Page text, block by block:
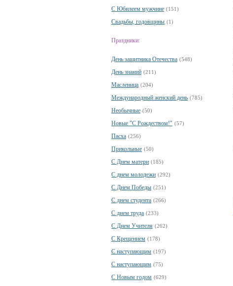
С Юбилеем мужчине (151)
Свадьбы, годовщины (1)
Праздники:
День защитника Отечества (548)
День знаний (211)
Масленица (204)
Международный женский день (785)
Необычные (50)
Новые "С Рождеством!" (57)
Пасха (256)
Прикольные (50)
С Днем матери (185)
С днем молодежи (292)
С Днем Победы (251)
С днем студента (266)
С днем труда (233)
С Днем Учителя (262)
С Крещением (178)
С наступающим (197)
С наступающим (75)
С Новым годом (629)